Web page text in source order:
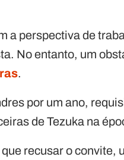
a perspectiva de
No entanto, um
.
por um ano,
de Tezuka na
recusar o